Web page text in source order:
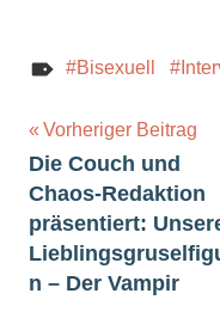
Bisexuell
Vorheriger Beitrag
Die Couch und
Chaos-Redaktion
präsentiert:
n – Der Vampir